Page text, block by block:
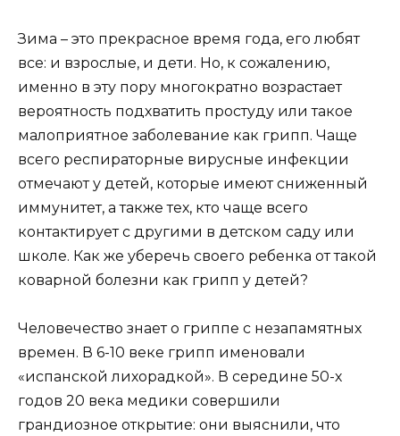
Зима – это прекрасное время года, его любят
все: и взрослые, и дети. Но, к сожалению,
именно в эту пору многократно возрастает
вероятность подхватить простуду или такое
малоприятное заболевание как грипп. Чаще
всего респираторные вирусные инфекции
отмечают у детей, которые имеют сниженный
иммунитет, а также тех, кто чаще всего
контактирует с другими в детском саду или
школе. Как же уберечь своего ребенка от такой
коварной болезни как грипп у детей?
Человечество знает о гриппе с незапамятных
времен. В 6-10 веке грипп именовали
«испанской лихорадкой». В середине 50-х
годов 20 века медики совершили
грандиозное открытие: они выяснили, что